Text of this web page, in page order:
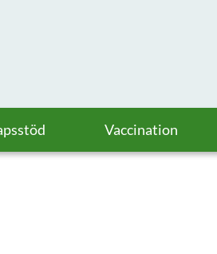
Vaccination